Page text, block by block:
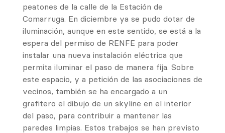
peatones de la calle de la Estación de
Comarruga. En diciembre ya se pudo dotar de
iluminación, aunque en este sentido, se está a la
espera del permiso de RENFE para poder
instalar una nueva instalación eléctrica que
permita iluminar el paso de manera fija. Sobre
este espacio, y a petición de las asociaciones de
vecinos, también se ha encargado a un
grafitero el dibujo de un skyline en el interior
del paso, para contribuir a mantener las
paredes limpias. Estos trabajos se han previsto